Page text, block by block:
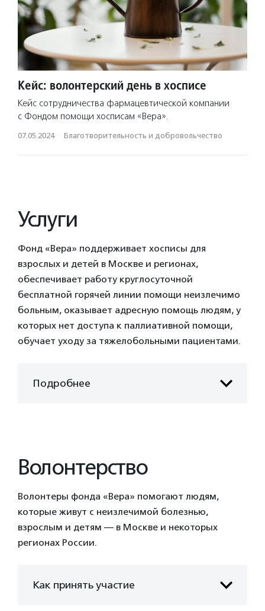
Кейс: волонтерский день в хосписе
Кейс сотрудничества фармацевтической компании
с Фондом помощи хосписам «Вера».
07.05.2024 · Благотвори­тель­ность и доброволь­чест­во
Услуги
Фонд «Вера» поддерживает хосписы для
взрослых и детей в Москве и регионах,
обеспечивает работу круглосуточной
бесплатной горячей линии помощи неизлечимо
больным, оказывает адресную помощь людям, у
которых нет доступа к паллиативной помощи,
обучает уходу за тяжелобольными пациентами.
Подробнее
Волонтерство
Волонтеры фонда «Вера» помогают людям,
которые живут с неизлечимой болезнью,
взрослым и детям — в Москве и некоторых
регионах России.
Как принять участие